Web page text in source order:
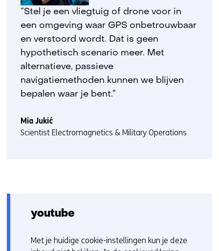
“Stel je een vliegtuig of drone voor in
een omgeving waar GPS onbetrouwbaar
en verstoord wordt. Dat is geen
hypothetisch scenario meer. Met
alternatieve, passieve
navigatiemethoden kunnen we blijven
bepalen waar je bent.”
Mia Jukić
Scientist Electromagnetics & Military Operations
youtube
C
Met je huidige cookie-instellingen kun je deze